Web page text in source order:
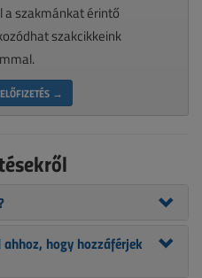
szakmánkat érintő
szakcikkeink
→
hogy hozzáférjek